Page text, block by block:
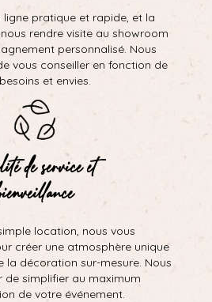
ligne pratique et rapide, et la
rendre visite au showroom
personnalisé. Nous
vous conseiller en fonction de
et envies.
de service et
location, nous vous
créer une atmosphère unique
la décoration sur-mesure. Nous
simplifier au maximum
de votre événement.